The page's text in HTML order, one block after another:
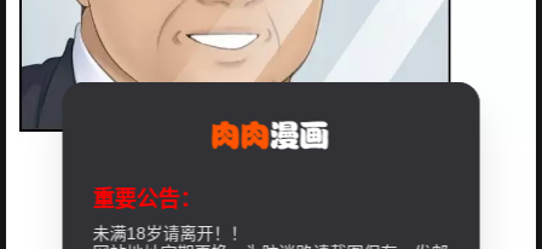
重要公告：
未满18岁请离开！！